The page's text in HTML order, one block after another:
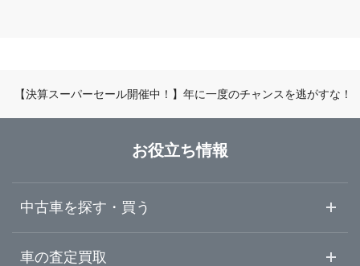
ガリバー環状4号霧が丘店
ガリバー環状4号大船店
ガリバー港北中央店
横浜市栄区
千葉県
【決算スーパーセール開催中！】年に一度のチャンスを逃がすな！
お役立ち情報
中古車を探す・買う
中古車情報・中古車検索
車の査定買取